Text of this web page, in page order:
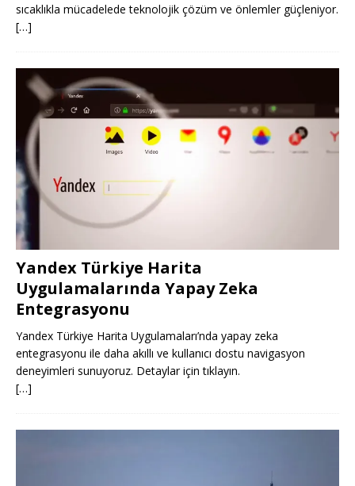
sıcaklıkla mücadelede teknolojik çözüm ve önlemler güçleniyor.
[…]
Yandex Türkiye Harita
Uygulamalarında Yapay Zeka
Entegrasyonu
Yandex Türkiye Harita Uygulamaları’nda yapay zeka
entegrasyonu ile daha akıllı ve kullanıcı dostu navigasyon
deneyimleri sunuyoruz. Detaylar için tıklayın.
[…]